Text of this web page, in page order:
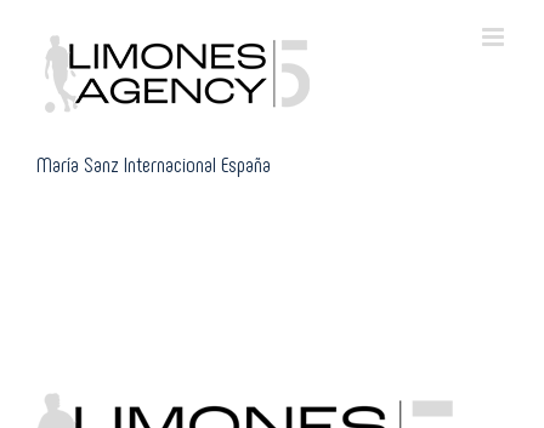
content
María Sanz Internacional España